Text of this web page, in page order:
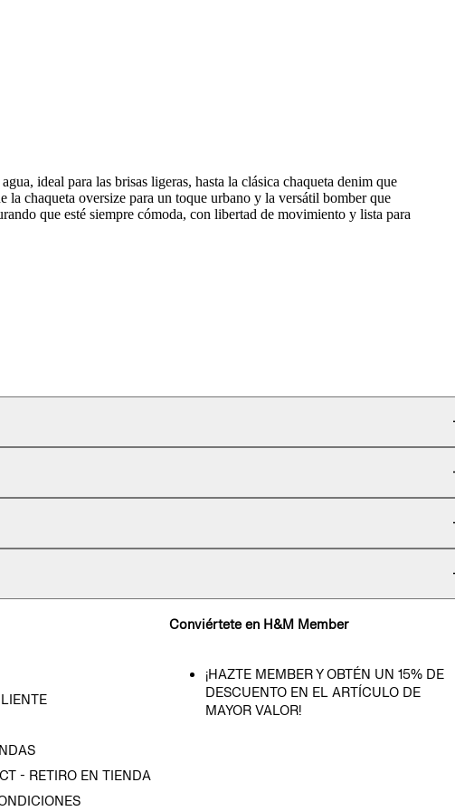
ideal para las brisas ligeras, hasta la clásica chaqueta denim que
chaqueta oversize para un toque urbano y la versátil bomber que
que esté siempre cómoda, con libertad de movimiento y lista para
- RETIRO EN TIENDA
Conviértete en H&M Member
¡HAZTE MEMBER Y OBTÉN UN 15% DE
DESCUENTO EN EL ARTÍCULO DE
MAYOR VALOR!